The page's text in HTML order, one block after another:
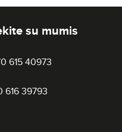
su mumis
615 40973
616 39793